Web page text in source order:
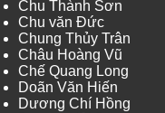
Chu Thành Sơn
Chu văn Đức
Chung Thủy Trân
Châu Hoàng Vũ
Chế Quang Long
Doãn Văn Hiến
Dương Chí Hồng